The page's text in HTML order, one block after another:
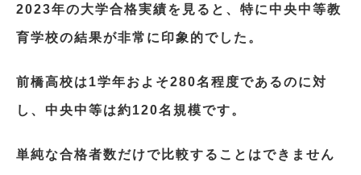
2023年の大学合格実績を見ると、特に中央中等教
育学校の結果が非常に印象的でした。
前橋高校は1学年およそ280名程度であるのに対
し、中央中等は約120名規模です。
単純な合格者数だけで比較することはできません